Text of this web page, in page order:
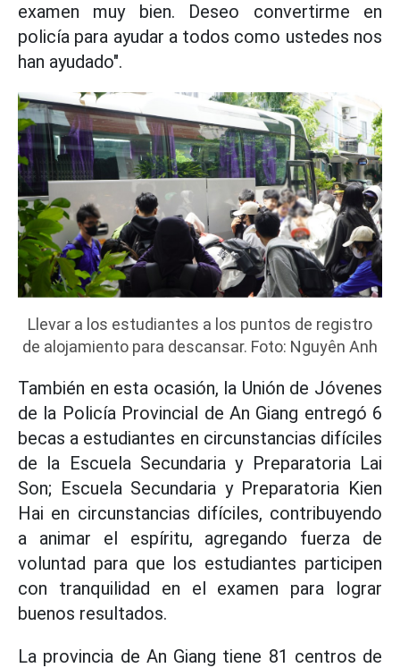
examen muy bien. Deseo convertirme en
policía para ayudar a todos como ustedes nos
han ayudado".
Llevar a los estudiantes a los puntos de registro
de alojamiento para descansar. Foto: Nguyên Anh
También en esta ocasión, la Unión de Jóvenes
de la Policía Provincial de An Giang entregó 6
becas a estudiantes en circunstancias difíciles
de la Escuela Secundaria y Preparatoria Lai
Son; Escuela Secundaria y Preparatoria Kien
Hai en circunstancias difíciles, contribuyendo
a animar el espíritu, agregando fuerza de
voluntad para que los estudiantes participen
con tranquilidad en el examen para lograr
buenos resultados.
La provincia de An Giang tiene 81 centros de